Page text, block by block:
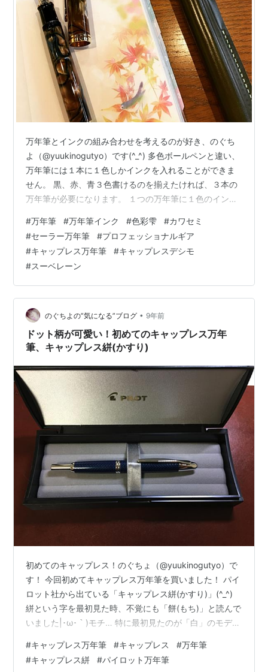
万年筆とインクの組み合わせを考えるのが好き、のぐち
よ（@yuukinogutyo）です(^_^) 多色ボールペンと違い、
万年筆には１本に１色しかインクを入れることができま
せん。 黒、赤、青３色書けるのを揃えたければ、３本の
万年筆が必要になります。 １つの万年筆に１色のイン
いうか”ストーリー”を与えたい。 万年筆を使っていてそ
う思うようになりました(o＾ω＾o) 「ストーリー」とか
カッコつけていいましたが、要はイメージです。 万年筆
に入れるインクの色をどうするか、人によってそれぞれ
で、 ・正式書類に書くから黒かブルーブラック ・青が好
きなので青…
#万年筆 #万年筆インク #色彩雫 #カワセミ
#セーラー万年筆 #プロフェッショナルギア
#キャップレス万年筆 #キャップレスデシモ
#スーベレーン
のぐちよの”気になる”ブログ • 9年前
ドット柄が可愛い！初めてのキャップレス万年
筆、キャップレス絣(かすり)
初めてのキャップレス！のぐちょ（@yuukinogutyo）で
す！ 今回初めてキャップレス万年筆を買いました！ パイ
ロット社から出ている「キャップレス絣(かすり)」(^_^)
絣という字を最初見た時、不覚にも「餅(もち)」と読んで
いました|･ω･｀)モチ… 特に最初見たのが「白」のモデル
が出たな(笑)餅って名前付けるなんて、制作者は餅好きか
な？」 とか普通に思ってました。 仕事で万年筆を使って
#キャップレス万年筆 #キャップレス #万年筆
#キャップレス絣 #パイロット万年筆